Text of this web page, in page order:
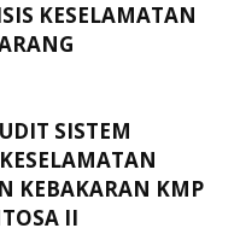
KESELAMATAN
SISTEM
KEBAKARAN KMP
II